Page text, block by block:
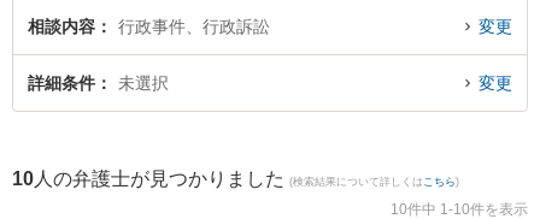
を今すぐに弁護士に相談したい』『行政訴訟のトラブル解決の実績豊富な近く
の弁護士を検索したい』『初回相談無料で行政訴訟を法律相談できる北九州市
小倉北区内の弁護士に相談予約したい』などでお困りの相談者さんにおすすめ
相談内容 行政事件、行政訴訟 変更
詳細条件 未選択 変更
10 人の弁護士が見つかりました (検索結果について詳しくは こちら)
10件中 1-10件を表示